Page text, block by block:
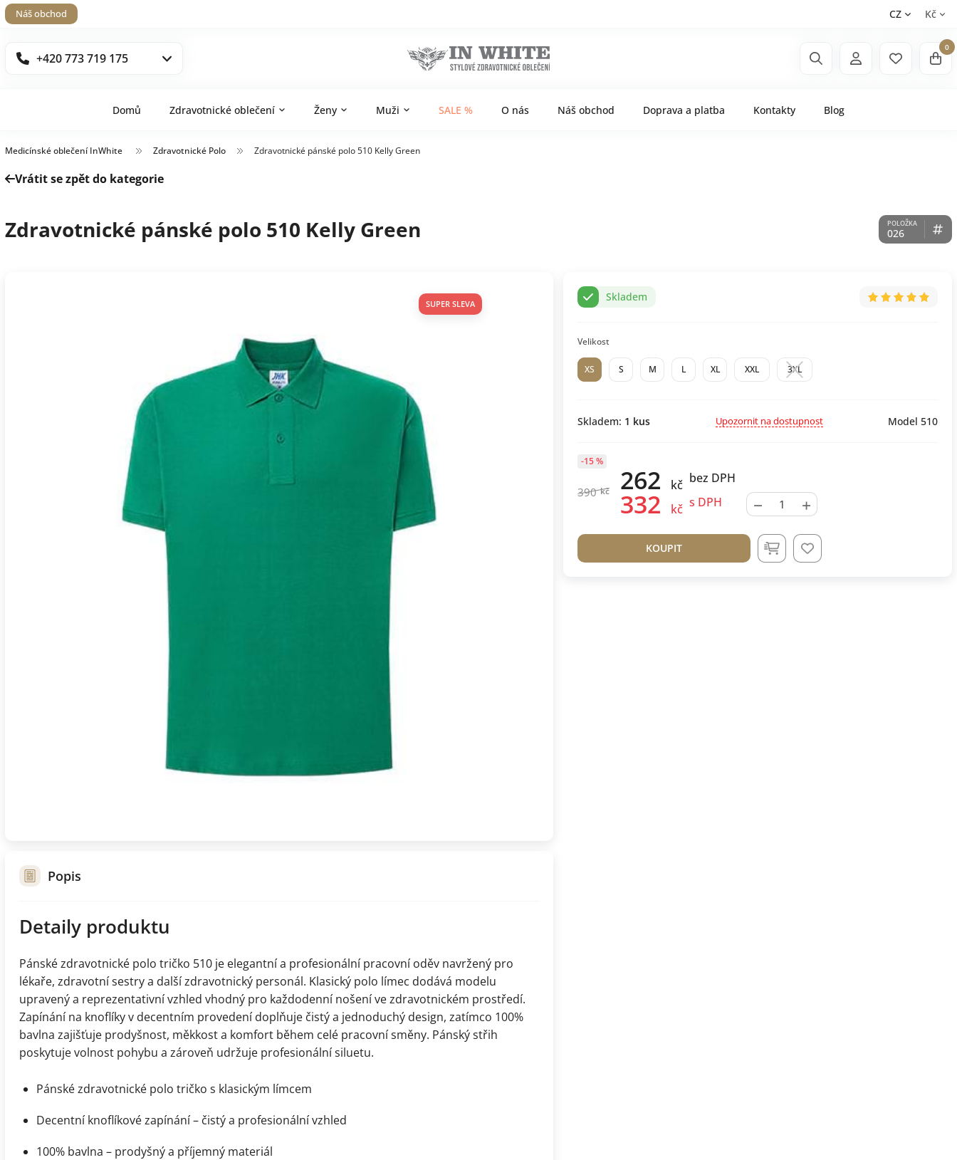
Náš obchod CZ Kč
+420 773 719 175
0
Domů Zdravotnické oblečení Ženy Muži SALE % O nás Náš obchod Doprava a platba Kontakty Blog
Medicínské oblečení InWhite Zdravotnické Polo Zdravotnické pánské polo 510 Kelly Green
Vrátit se zpět do kategorie
Zdravotnické pánské polo 510 Kelly Green 026
SUPER SLEVA
Skladem
Velikost
XS S M L XL XXL 3XL
Skladem: 1 kus Upozornit na dostupnost Model 510
390 kč 262 kč bez DPH
332 kč s DPH
-15 %
− +
KOUPIT
Popis
Detaily produktu
Pánské zdravotnické polo tričko 510 je elegantní a profesionální pracovní oděv navržený pro
lékaře, zdravotní sestry a další zdravotnický personál. Klasický polo límec dodává modelu
upravený a reprezentativní vzhled vhodný pro každodenní nošení ve zdravotnickém prostředí.
Zapínání na knoflíky v decentním provedení doplňuje čistý a jednoduchý design, zatímco 100%
bavlna zajišťuje prodyšnost, měkkost a komfort během celé pracovní směny. Pánský střih
poskytuje volnost pohybu a zároveň udržuje profesionální siluetu.
Pánské zdravotnické polo tričko s klasickým límcem
Decentní knoflíkové zapínání – čistý a profesionální vzhled
100% bavlna – prodyšný a příjemný materiál